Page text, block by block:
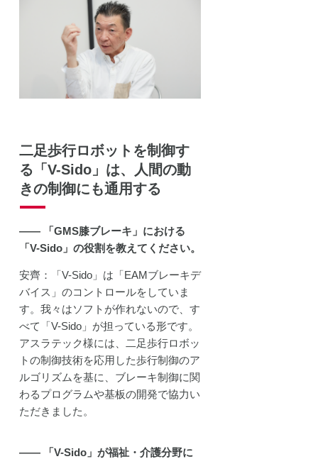
二足歩行ロボットを制御す
る「V-Sido」は、人間の動
きの制御にも通用する
―― 「GMS膝ブレーキ」における
「V-Sido」の役割を教えてください。
安齊：「V-Sido」は「EAMブレーキデ
バイス」のコントロールをしていま
す。我々はソフトが作れないので、す
べて「V-Sido」が担っている形です。
アスラテック様には、二足歩行ロボッ
トの制御技術を応用した歩行制御のア
ルゴリズムを基に、ブレーキ制御に関
わるプログラムや基板の開発で協力い
ただきました。
―― 「V-Sido」が福祉・介護分野に